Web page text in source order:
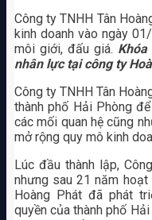
Công ty TNHH Tân
kinh doanh vào ngày
môi giới, đấu giá.
nhân lực tại công ty
Công ty TNHH Tân
thành phố Hải Phòng
các mối quan hệ cũng
mở rộng quy mô kinh
Lúc đầu thành lập,
nhưng sau 21 năm hoạt
Hoàng Phát đã phát
quyền của thành phố